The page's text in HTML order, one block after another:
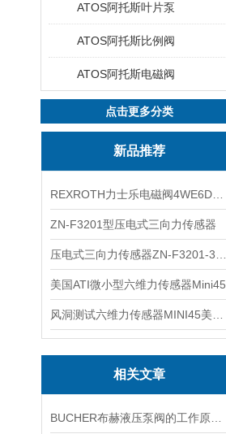
ATOS阿托斯叶片泵
ATOS阿托斯比例阀
ATOS阿托斯电磁阀
点击更多分类
新品推荐
ZN-F3201型压电式三向力传感器
美国ATI微小型六维力传感器Mini45
相关文章